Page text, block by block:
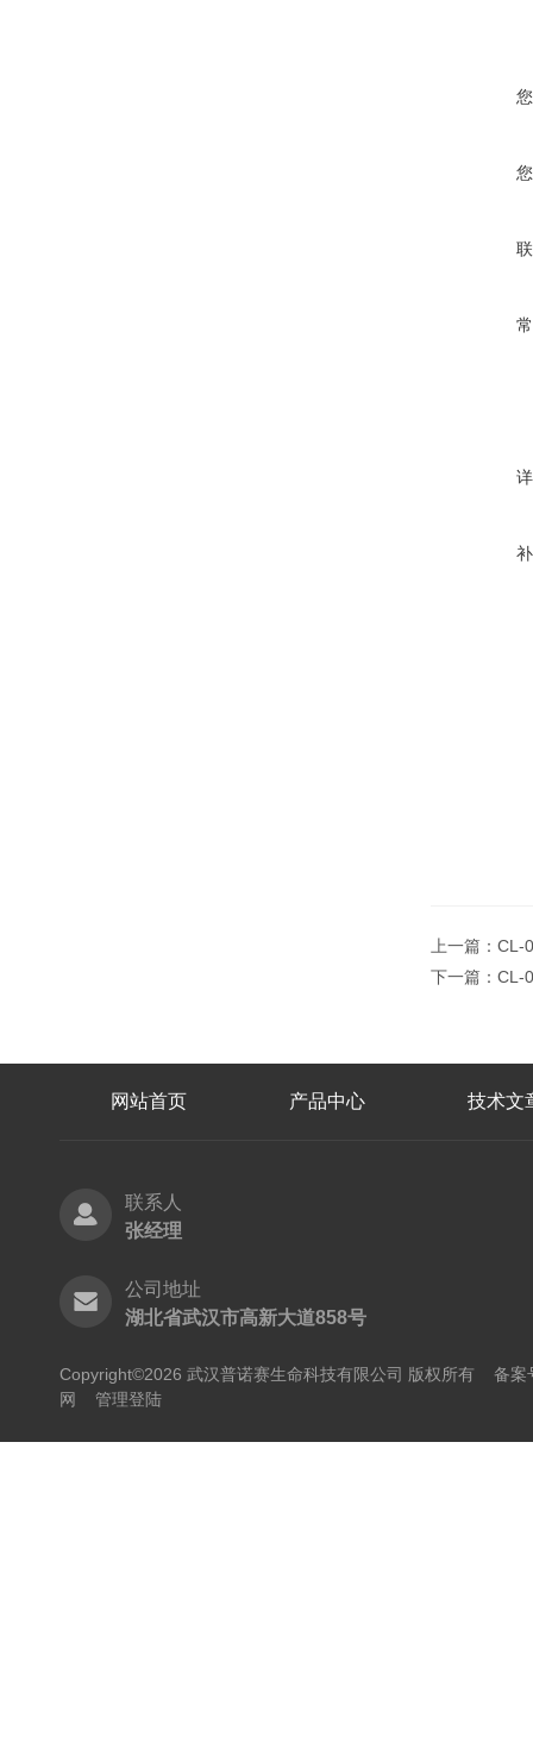
上一篇： CL-
下一篇： CL-
网站首页 产品中心 技术文
联系人
张经理
公司地址
湖北省武汉市高新大道858号
Copyright©2026 武汉普诺赛生命科技有限公司 版权所有 备案
网
管理登陆